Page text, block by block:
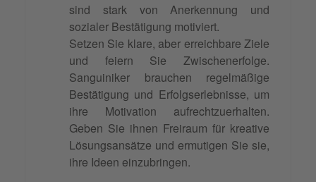
sind stark von Anerkennung und
sozialer Bestätigung motiviert.
Setzen Sie klare, aber erreichbare Ziele
und feiern Sie Zwischenerfolge.
Sanguiniker brauchen regelmäßige
Bestätigung und Erfolgserlebnisse, um
ihre Motivation aufrechtzuerhalten.
Geben Sie ihnen Freiraum für kreative
Lösungsansätze und ermutigen Sie sie,
ihre Ideen einzubringen.